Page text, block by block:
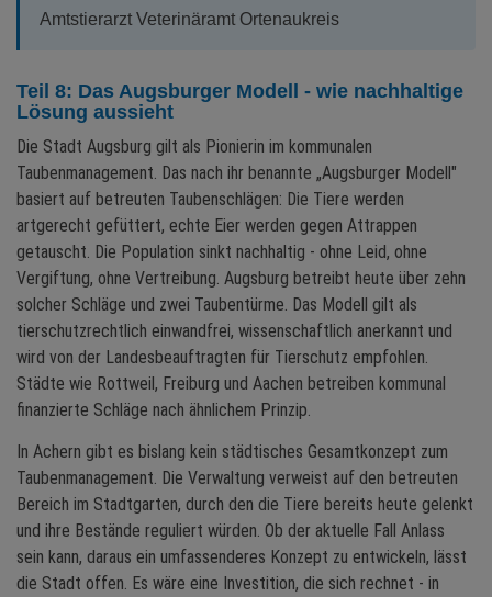
Amtstierarzt Veterinäramt Ortenaukreis
Teil 8: Das Augsburger Modell - wie nachhaltige
Lösung aussieht
Die Stadt Augsburg gilt als Pionierin im kommunalen
Taubenmanagement. Das nach ihr benannte „Augsburger Modell"
basiert auf betreuten Taubenschlägen: Die Tiere werden
artgerecht gefüttert, echte Eier werden gegen Attrappen
getauscht. Die Population sinkt nachhaltig - ohne Leid, ohne
Vergiftung, ohne Vertreibung. Augsburg betreibt heute über zehn
solcher Schläge und zwei Taubentürme. Das Modell gilt als
tierschutzrechtlich einwandfrei, wissenschaftlich anerkannt und
wird von der Landesbeauftragten für Tierschutz empfohlen.
Städte wie Rottweil, Freiburg und Aachen betreiben kommunal
finanzierte Schläge nach ähnlichem Prinzip.
In Achern gibt es bislang kein städtisches Gesamtkonzept zum
Taubenmanagement. Die Verwaltung verweist auf den betreuten
Bereich im Stadtgarten, durch den die Tiere bereits heute gelenkt
und ihre Bestände reguliert würden. Ob der aktuelle Fall Anlass
sein kann, daraus ein umfassenderes Konzept zu entwickeln, lässt
die Stadt offen. Es wäre eine Investition, die sich rechnet - in